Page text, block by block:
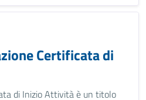
Certificata di
di Inizio Attività è un titolo